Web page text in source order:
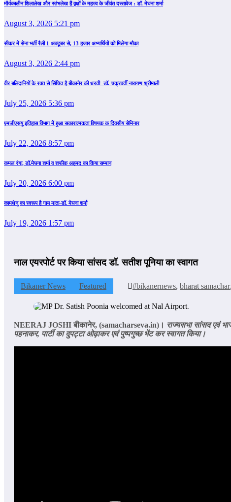
मौर्यकालीन शिलालेख और स्तंभलेख हैं वृक्षों के महत्त्व के जीवंत दस्तावेज : डॉ. मेघना शर्मा
August 3, 2026 5:21 pm
सीकर में सेना भर्ती रैली 1 अक्टूबर से, 13 हजार अभ्यर्थियों को मिलेगा मौका
August 3, 2026 2:44 pm
वीर बलिदानियों के रक्त से सिंचित है बीकानेर की धरती- डॉ. चक्रवर्ती नारायण श्रीमाली
July 25, 2026 5:36 pm
एमजीएसयू इतिहास विभाग में हुआ सकारात्मकता विषयक क दिवसीय सेमिनार
July 22, 2026 8:57 pm
कमल रंगा, डॉ.मेघना शर्मा व शफीक अहमद का किया सम्‍मान
July 20, 2026 6:00 pm
कामधेनु का स्वरूप है गाय माता-डॉ. मेघना शर्मा
July 19, 2026 1:57 pm
नाल एयरपोर्ट पर किया सांसद डॉ. सतीश पूनिया का स्वागत
Bikaner News Featured #bikanernews, bharat samachar,
NEERAJ JOSHIबीकानेर, (samacharseva.in) । राज्यसभा सांसद एवं
पहनाकर, पार्टी का दुपट्टा ओढ़ाकर एवं पुष्पगुच्छ भेंट कर स्‍वागत किया।